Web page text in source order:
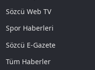
Sözcü Web TV
Spor Haberleri
Sözcü E-Gazete
Tüm Haberler